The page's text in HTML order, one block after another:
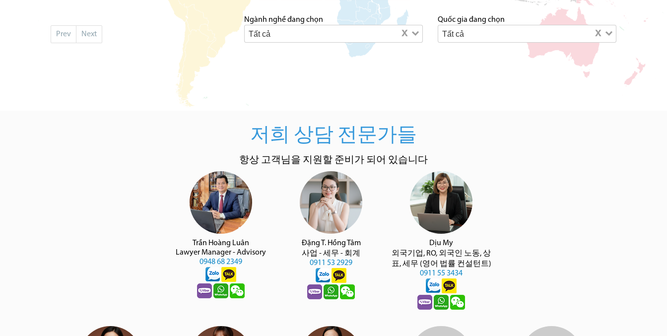
Prev Next
Ngành nghề đang chọn
Tất cả x
Quốc gia đang chọn
Tất cả x
저희 상담 전문가들
항상 고객님을 지원할 준비가 되어 있습니다
Trần Hoàng Luân
Lawyer Manager - Advisory
0948 68 2349
Đặng T. Hồng Tâm
사업 - 세무 - 회계
0911 53 2929
Dịu My
외국기업, RO, 외국인 노동, 상
표, 세무 (영어 법률 컨설턴트)
0911 55 3434